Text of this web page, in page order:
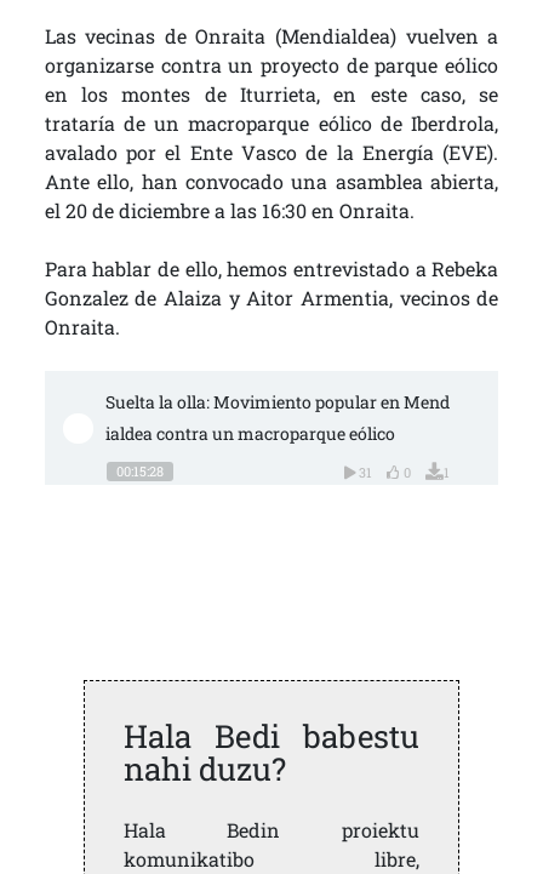
Las vecinas de Onraita (Mendialdea) vuelven a
organizarse contra un proyecto de parque eólico
en los montes de Iturrieta, en este caso, se
trataría de un macroparque eólico de Iberdrola,
avalado por el Ente Vasco de la Energía (EVE).
Ante ello, han convocado una asamblea abierta,
el 20 de diciembre a las 16:30 en Onraita.
Para hablar de ello, hemos entrevistado a Rebeka
Gonzalez de Alaiza y Aitor Armentia, vecinos de
Onraita.
Suelta la olla: Movimiento popular en Mend
ialdea contra un macroparque eólico
00:15:28 31 0 1
Hala Bedi babestu
nahi duzu?
Hala Bedin proiektu
komunikatibo libre,